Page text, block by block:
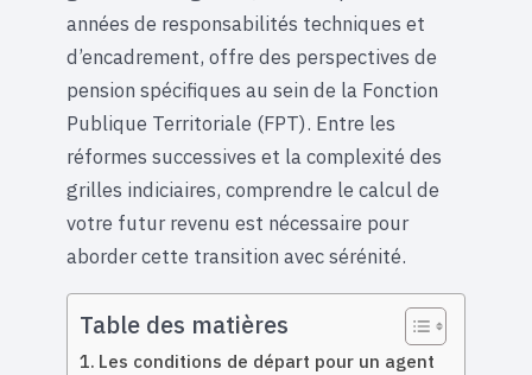
années de responsabilités techniques et
d’encadrement, offre des perspectives de
pension spécifiques au sein de la Fonction
Publique Territoriale (FPT). Entre les
réformes successives et la complexité des
grilles indiciaires, comprendre le calcul de
votre futur revenu est nécessaire pour
aborder cette transition avec sérénité.
Table des matières
Les conditions de départ pour un agent